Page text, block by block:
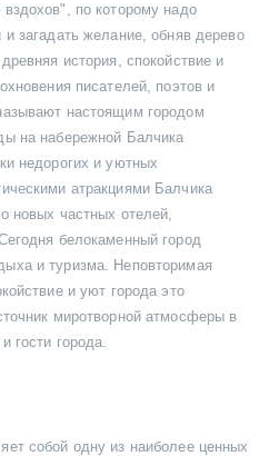
по которому надо
загадать желание, обняв дерево
история, спокойствие и
писателей, поэтов и
настоящим городом
на набережной Балчика
недорогих и уютных
атракциями Балчика
новых частных отелей,
белокаменный город
и туризма. Неповторимая
и уют города это
миротворной атмосферы в
гости города.
собой одну из наиболее ценных